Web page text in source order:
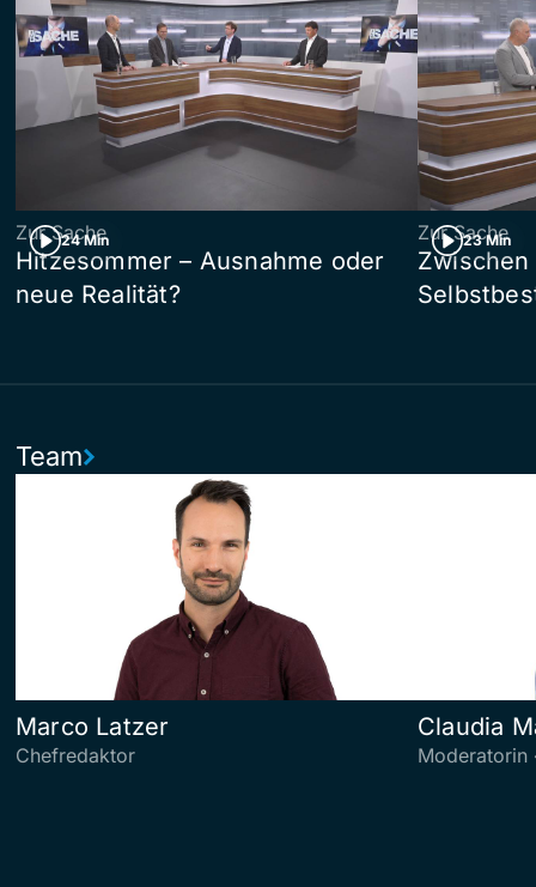
24 Min
Zur Sache
Hitzesommer – Ausnahme oder
neue Realität?
23 Min
Zur Sache
Team
Marco Latzer
Chefredaktor
Claudia
Moderatorin